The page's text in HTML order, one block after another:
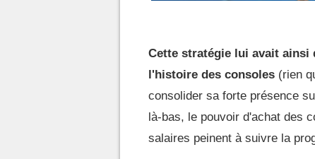
Cette stratégie lui avait ainsi
l'histoire des consoles (rien
consolider sa forte présence
là-bas, le pouvoir d'achat des
salaires peinent à suivre la